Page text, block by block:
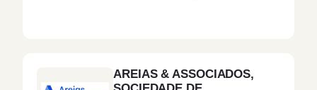
AREIAS & ASSOCIADOS,